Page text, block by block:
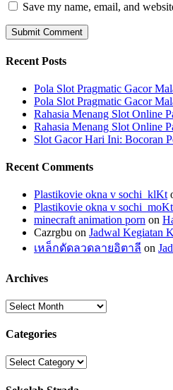
Save my name, email, and
Recent Posts
Pola Slot Pragmatic Gacor
Pola Slot Pragmatic Gacor
Rahasia Menang Slot Online
Rahasia Menang Slot Online
Slot Gacor Hari Ini: Bocoran
Recent Comments
Plastikovie okna v sochi_klKt
Plastikovie okna v sochi_moKt
minecraft animation porn on
Cazrgbu on Jadwal Kegiatan
เหล็กดัดลวดลายอิตาลี on
Archives
Archives
Categories
Categories